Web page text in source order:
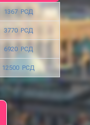
1367 РСД
3770 РСД
6920 РСД
12500 РСД